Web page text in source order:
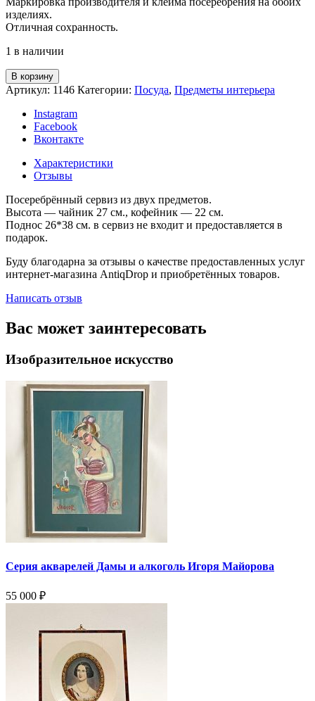
изделиях.
Отличная сохранность.
1 в наличии
В корзину
Артикул: 1146 Категории: Посуда, Предметы интерьера
Instagram
Facebook
Вконтакте
Характеристики
Отзывы
Посеребрённый сервиз из двух предметов.
Высота — чайник 27 см., кофейник — 22 см.
Поднос 26*38 см. в сервиз не входит и предоставляется в
подарок.
Буду благодарна за отзывы о качестве предоставленных услуг
интернет-магазина AntiqDrop и приобретённых товаров.
Написать отзыв
Вас может заинтересовать
Изобразительное искусство
Серия акварелей Дамы и алкоголь Игоря Майорова
55 000 ₽